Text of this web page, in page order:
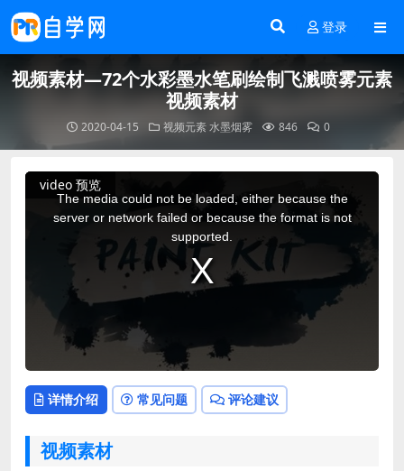
登录
视频素材—72个水彩墨水笔刷绘制飞溅喷雾元素
视频素材
2020-04-15 视频元素水墨烟雾 846 0
video 预览
This
The media could not be loaded, either because the
server or network failed or because the format is not
supported.
详情介绍 常见问题 评论建议
视频素材